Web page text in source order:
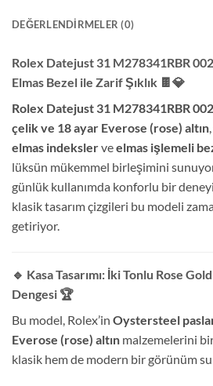
DEĞERLENDIRMELER (0)
Rolex Datejust 31 M278341RBR
Elmas Bezel ile Zarif Şıklık 🍫💎
Rolex Datejust 31 M278341RBR
çelik ve 18 ayar Everose (rose) altın
elmas indekslerveelmas işlemeli
lüksün mükemmel birleşimini
günlük kullanımda konforlu bir
klasik tasarım çizgileri bu modeli
getiriyor.
🔹 Kasa Tasarımı: İki Tonlu Rose
Dengesi 🏆
Bu model, Rolex’in Oystersteel
Everose (rose) altın malzemelerini
klasik hem de modern bir görünüm